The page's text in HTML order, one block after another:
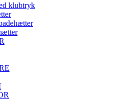
klubtryk